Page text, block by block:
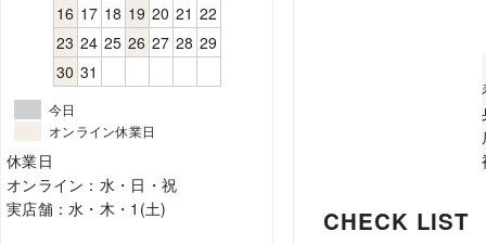
16 17 18 19 20 21 22
23 24 25 26 27 28 29
30 31
今日
オンライン休業日
休業日
オンライン：水・日・祝
実店舗：水・木・1(土)
CHECK LIST